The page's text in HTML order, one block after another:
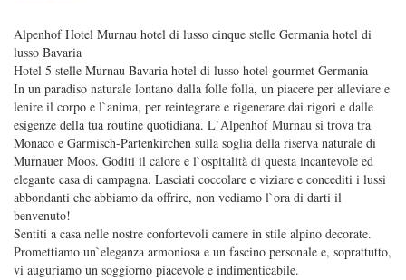
Alpenhof Hotel Murnau hotel di lusso cinque stelle Germania hotel di
lusso Bavaria
Hotel 5 stelle Murnau Bavaria hotel di lusso hotel gourmet Germania
In un paradiso naturale lontano dalla folle folla, un piacere per alleviare e
lenire il corpo e l`anima, per reintegrare e rigenerare dai rigori e dalle
esigenze della tua routine quotidiana. L`Alpenhof Murnau si trova tra
Monaco e Garmisch-Partenkirchen sulla soglia della riserva naturale di
Murnauer Moos. Goditi il ​​calore e l`ospitalità di questa incantevole ed
elegante casa di campagna. Lasciati coccolare e viziare e concediti i lussi
abbondanti che abbiamo da offrire, non vediamo l`ora di darti il ​​
benvenuto!
Sentiti a casa nelle nostre confortevoli camere in stile alpino decorate.
Promettiamo un`eleganza armoniosa e un fascino personale e, soprattutto,
vi auguriamo un soggiorno piacevole e indimenticabile.